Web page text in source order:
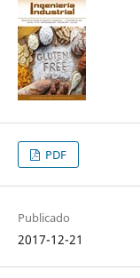
PDF
Publicado
2017-12-21